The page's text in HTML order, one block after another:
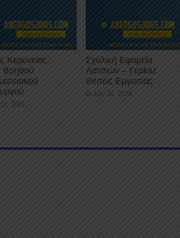
Κερύνειας:
Βοηθού
2026
Σχολική Εφορεία
Λατσιών – Γερίου:
Θέσεις Εργασίας
July 12, 2026